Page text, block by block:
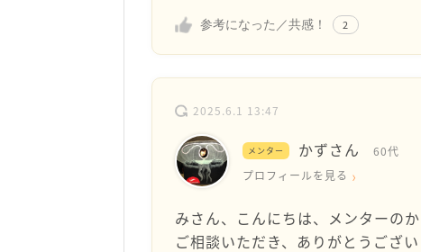
参考になった／共感！ 2
2025.6.1 13:47
メンター かずさん
60代
プロフィールを見る
みさん、こんにちは、メンターのか
ご相談いただき、ありがとうござい